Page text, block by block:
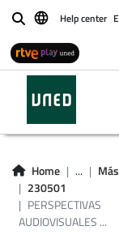
BuscarHelp center
Home ...
230501
PERSPECTIVAS
AUDIOVISUALES ...